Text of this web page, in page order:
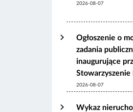
2026-08-07
Ogłoszenie o
zadania
inaugurujące
Stowarzyszenie
2026-08-07
Wykaz